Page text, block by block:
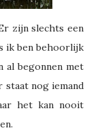
zijn slechts een
ik ben behoorlijk
al begonnen met
staat nog iemand
het kan nooit